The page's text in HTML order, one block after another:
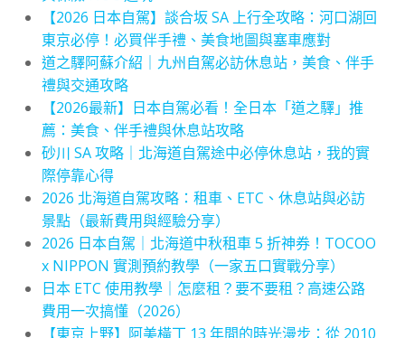
【2026 日本自駕】談合坂 SA 上行全攻略：河口湖回
東京必停！必買伴手禮、美食地圖與塞車應對
道之驛阿蘇介紹｜九州自駕必訪休息站，美食、伴手
禮與交通攻略
【2026最新】日本自駕必看！全日本「道之驛」推
薦：美食、伴手禮與休息站攻略
砂川 SA 攻略｜北海道自駕途中必停休息站，我的實
際停靠心得
2026 北海道自駕攻略：租車、ETC、休息站與必訪
景點（最新費用與經驗分享）
2026 日本自駕｜北海道中秋租車 5 折神券！TOCOO
x NIPPON 實測預約教學（一家五口實戰分享）
日本 ETC 使用教學｜怎麼租？要不要租？高速公路
費用一次搞懂（2026）
【東京上野】阿美橫丁 13 年間的時光漫步：從 2010